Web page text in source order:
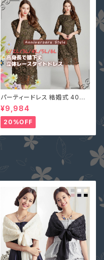
パーティードレス 結婚式 40代
大きいサイズ オリーブ L(S寄り
M) 5L 即納 2L 3L 4L 6L MD
-1164467 袖あり 七分袖 花柄
刺繍 総レース ワンピース タイ
ト Aライン 春
¥9,984
20%OFF